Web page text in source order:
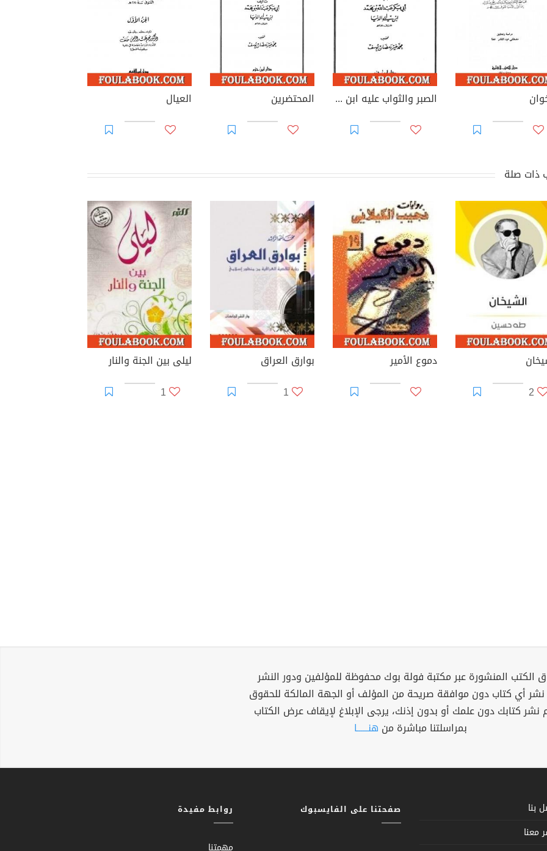
الصبر والثواب عليه ابن أبي الدنيا المحتضرين العيال
ذات صلة
2
دموع الأمير
بوارق العراق
1
ليلى بين الجنة والنار
1
الكتب المنشورة عبر مكتبة فولة بوك محفوظة للمؤلفين ودور النشر
نشر أي كتاب دون موافقة صريحة من المؤلف أو الجهة المالكة للحقوق
نشر كتابك دون علمك أو بدون إذنك، يرجى الإبلاغ لإيقاف عرض الكتاب
بمراسلتنا مباشرة من هنــــــا
بنا
معنا
صفحتنا على الفايسبوك روابط مفيدة
مهمتنا